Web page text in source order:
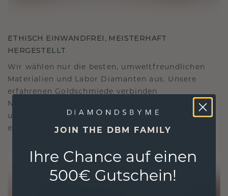
ETHISCH EINWANDFREI, MEISTERHAFT
HERGESTELLT
Wir wählen nur die besten, umweltfreundlichen
Materialien und Labor Diamanten aus. Unsere
erfahrenen Goldschmiede verbinden
Nachhaltigkeit mit beispielloser Handwerkskunst
und stellen so sicher, dass Ihr Schmuck ebenso
ethisch wie exquisit ist.JOIN THE DBM FAMILY
Ihre Chance auf einen
500€ Gutschein!